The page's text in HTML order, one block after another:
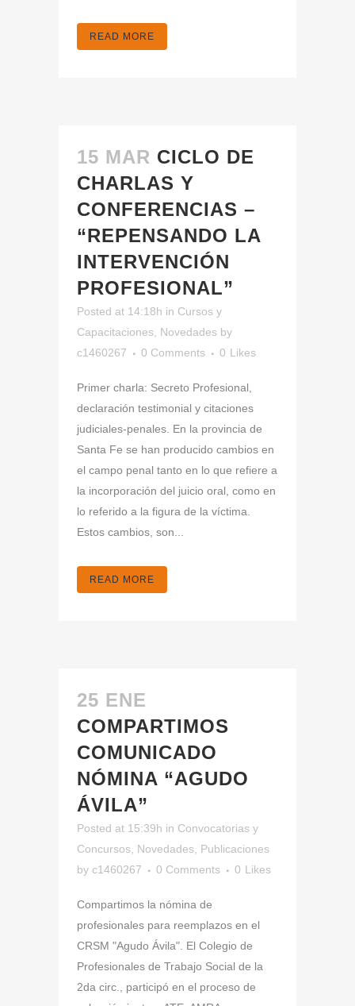
READ MORE
15 MAR CICLO DE
CHARLAS Y
CONFERENCIAS –
“REPENSANDO LA
INTERVENCIÓN
PROFESIONAL”
Posted at 14:18h in Cursos y
Capacitaciones Novedades by
c1460267
0 Comments 0 Likes
Primer charla: Secreto Profesional,
declaración testimonial y citaciones
judiciales-penales. En la provincia de
Santa Fe se han producido cambios en
el campo penal tanto en lo que refiere a
la incorporación del juicio oral, como en
lo referido a la figura de la víctima.
Estos cambios, son...
READ MORE
25 ENE
COMPARTIMOS
COMUNICADO
NÓMINA “AGUDO
ÁVILA”
Posted at 15:39h in Convocatorias y
Concursos Novedades Publicaciones
by c1460267 0 Comments 0 Likes
Compartimos la nómina de
profesionales para reemplazos en el
CRSM "Agudo Ávila". El Colegio de
Profesionales de Trabajo Social de la
2da circ., participó en el proceso de